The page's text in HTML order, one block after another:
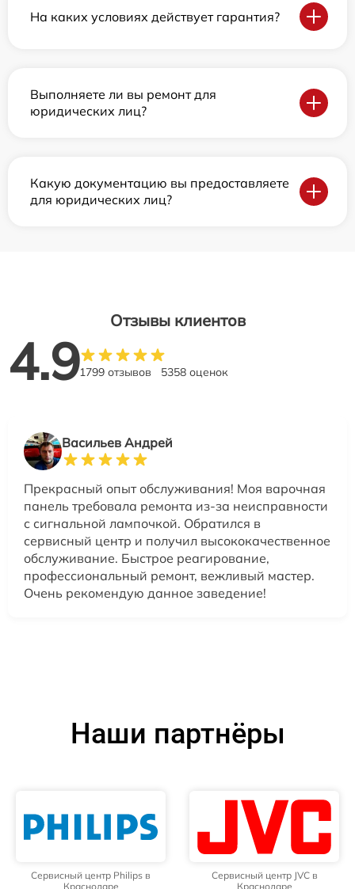
На каких условиях действует гарантия?
Выполняете ли вы ремонт для
юридических лиц?
Какую документацию вы предоставляете
для юридических лиц?
Отзывы клиентов
4.91799 отзывов 5358 оценок
Васильев Андрей
Прекрасный опыт обслуживания! Моя варочная
панель требовала ремонта из-за неисправности
с сигнальной лампочкой. Обратился в
сервисный центр и получил высококачественное
обслуживание. Быстрое реагирование,
профессиональный ремонт, вежливый мастер.
Очень рекомендую данное заведение!
Наши партнёры
Сервисный центр Philips в
Краснодаре
Сервисный центр JVC в
Краснодаре